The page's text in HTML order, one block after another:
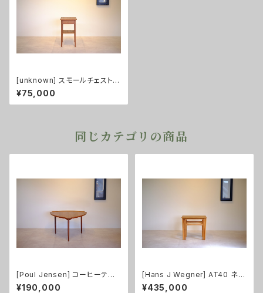
[unknown] スモールチェスト
チーク
¥75,000
同じカテゴリの商品
[Poul Jensen] コーヒーテー
ブル チーク
¥190,000
[Hans J Wegner] AT40 ネス
トテーブル オーク 無垢
¥435,000